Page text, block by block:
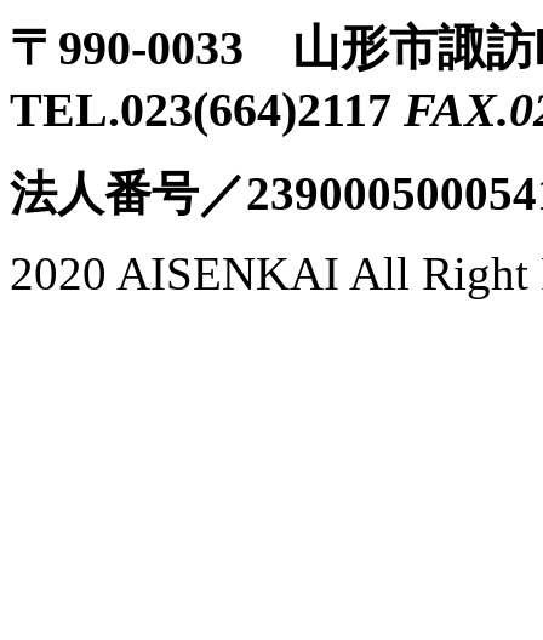
〒990-0033 山形市諏
TEL.023(664)2117
法人番号／
2020 AISENKAI All Right